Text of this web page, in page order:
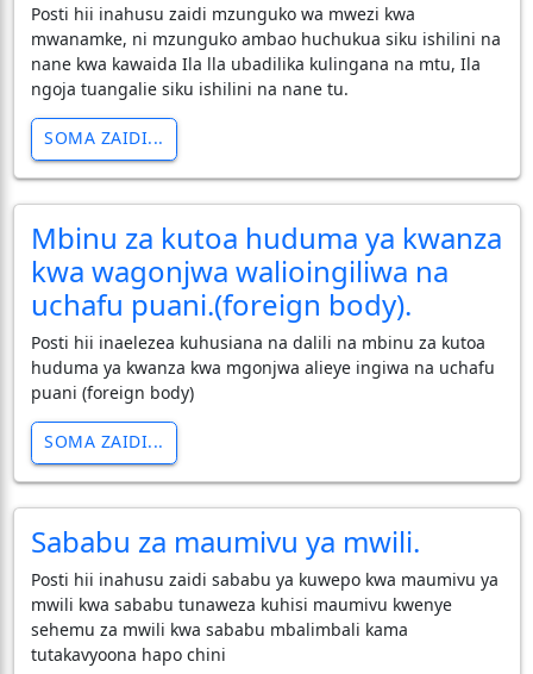
Posti hii inahusu zaidi mzunguko wa mwezi kwa
mwanamke, ni mzunguko ambao huchukua siku ishilini na
nane kwa kawaida Ila lla ubadilika kulingana na mtu, Ila
ngoja tuangalie siku ishilini na nane tu.
SOMA ZAIDI...
Mbinu za kutoa huduma ya kwanza
kwa wagonjwa walioingiliwa na
uchafu puani.(foreign body).
Posti hii inaelezea kuhusiana na dalili na mbinu za kutoa
huduma ya kwanza kwa mgonjwa alieye ingiwa na uchafu
puani (foreign body)
SOMA ZAIDI...
Sababu za maumivu ya mwili.
Posti hii inahusu zaidi sababu ya kuwepo kwa maumivu ya
mwili kwa sababu tunaweza kuhisi maumivu kwenye
sehemu za mwili kwa sababu mbalimbali kama
tutakavyoona hapo chini